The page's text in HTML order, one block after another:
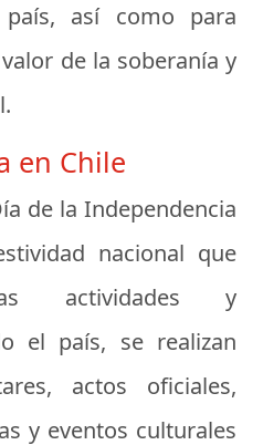
país, así como para
de la soberanía y
en Chile
de la Independencia
nacional que
actividades y
el país, se realizan
actos oficiales,
y eventos culturales